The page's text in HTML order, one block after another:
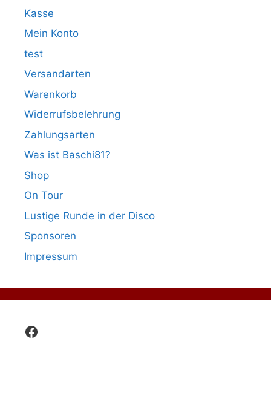
Kasse
Mein Konto
test
Versandarten
Warenkorb
Widerrufsbelehrung
Zahlungsarten
Was ist Baschi81?
Shop
On Tour
Lustige Runde in der Disco
Sponsoren
Impressum
Facebook